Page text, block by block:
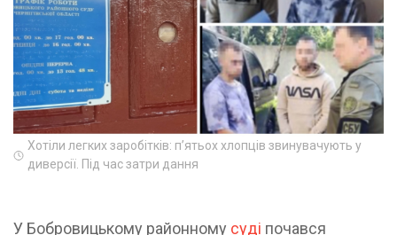
Хотіли легких заробітків: п’ятьох хлопців звинувачують у
диверсії. Під час затри дання
У Бобровицькому районному суді почався